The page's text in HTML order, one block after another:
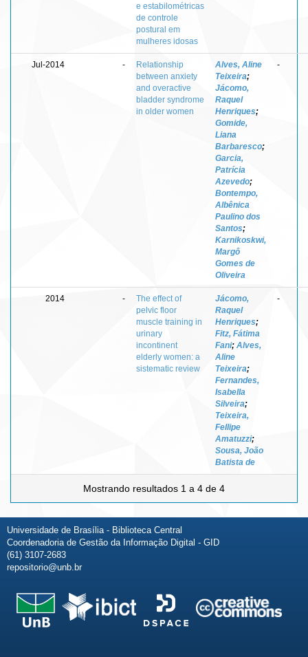
e estabilométricas
de controle
postural em
mulheres idosas
Jul-2014 -
Relationship
between anxiety
and overactive
bladder syndrome
in older women
Alves, Aline
Teixeira;
Jácomo,
Raquel
Henriques;
Gomide,
Liana
Barbaresco;
Garcia,
Patrícia
Azevedo;
Bontempo,
Albênica
Paulino dos
Santos;
Karnikoskwi,
Margô
Gomes de
Oliveira
-
2014 -
The effect of
pelvic floor
muscle training in
urinary
incontinent
elderly women: a
sistematic review
Jácomo,
Raquel
Henriques;
Fitz, Fátima
Fani; Alves,
Aline
Teixeira;
Fernandes,
Isabella
Silveira;
Teixeira,
Fellipe
Amatuzzi;
Sousa, João
Batista de
-
Mostrando resultados 1 a 4 de 4
Universidade de Brasília - Biblioteca Central
Coordenadoria de Gestão da Informação Digital - GID
(61) 3107-2683
repositorio@unb.br